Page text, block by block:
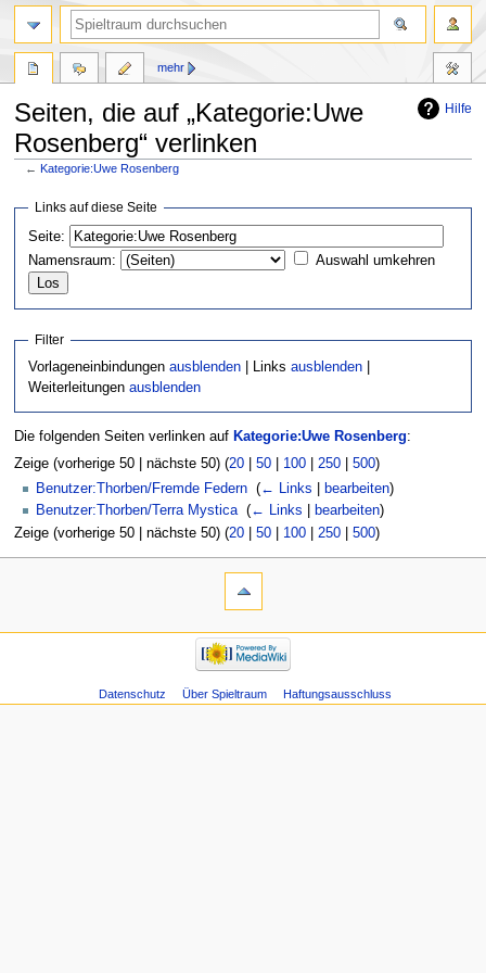
Hilfe
Seiten, die auf „Kategorie:Uwe
Rosenberg“ verlinken
← Kategorie:Uwe Rosenberg
springen
springen
Links auf diese Seite
Seite:
Namensraum:
Auswahl umkehren
Filter
Vorlageneinbindungenausblenden | Linksausblenden
Weiterleitungenausblenden
Die folgenden Seiten verlinken auf Kategorie:Uwe Rosenberg:
Zeige (vorherige 50 | nächste 50) (20| 50| 100| 250| 500)
Benutzer:Thorben/Fremde Federn (← Links bearbeiten)
Benutzer:Thorben/Terra Mystica‎ (← Links bearbeiten)
Zeige (vorherige 50 | nächste 50) (20| 50| 100| 250| 500)
mehr
Datenschutz Über Spieltraum Haftungsausschluss